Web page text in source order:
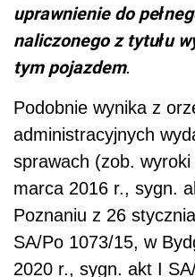
uprawnienie do
naliczonego z tytułu
tym pojazdem.
Podobnie wynika z
administracyjnych
sprawach (zob.
marca 2016 r., sygn.
Poznaniu z 26
SA/Po 1073/15, w
2020 r., sygn. akt I